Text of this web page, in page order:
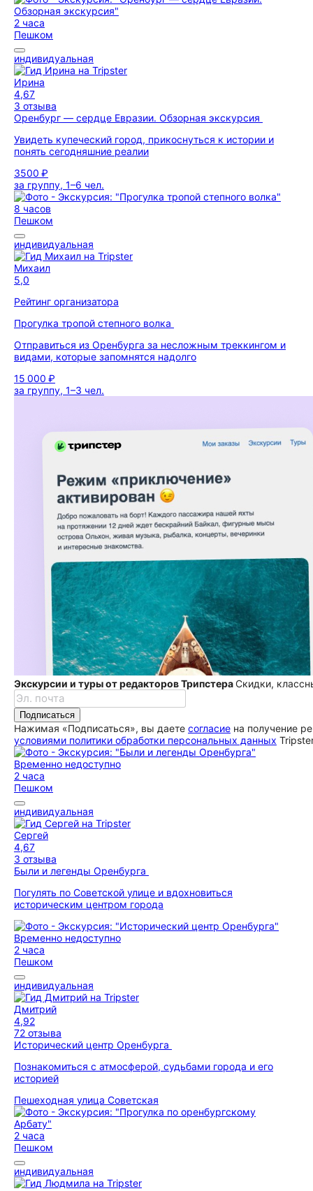
2 часа
Пешком
индивидуальная
Ирина
4,67
3 отзыва
Оренбург — сердце Евразии. Обзорная экскурсия
Увидеть купеческий город, прикоснуться к истории и
понять сегодняшние реалии
3500 ₽
за группу, 1–6 чел.
8 часов
Пешком
индивидуальная
Михаил
5,0
Рейтинг организатора
Прогулка тропой степного волка
Отправиться из Оренбурга за несложным треккингом и
видами, которые запомнятся надолго
15 000 ₽
за группу, 1–3 чел.
Экскурсии и туры от редакторов ТрипстераСкидки,
Подписаться
Нажимая «Подписаться», вы даете согласие на получение
условиями политики обработки персональных данных
Временно недоступно
2 часа
Пешком
индивидуальная
Сергей
4,67
3 отзыва
Были и легенды Оренбурга
Погулять по Советской улице и вдохновиться
историческим центром города
Временно недоступно
2 часа
Пешком
индивидуальная
Дмитрий
4,92
72 отзыва
Исторический центр Оренбурга
Познакомиться с атмосферой, судьбами города и его
историей
Пешеходная улица Советская
2 часа
Пешком
индивидуальная